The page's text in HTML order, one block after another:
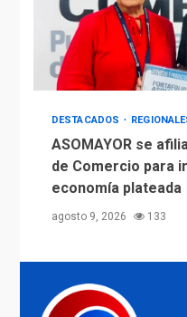
DESTACADOS
ASOMAYOR se
de Comercio para
economía plateada
agosto 9, 2026 133